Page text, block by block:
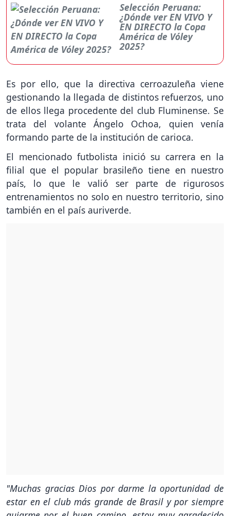
Selección Peruana:
¿Dónde ver EN VIVO Y
EN DIRECTO la Copa
América de Vóley
2025?
Es por ello, que la directiva cerroazuleña viene
gestionando la llegada de distintos refuerzos, uno
de ellos llega procedente del club Fluminense. Se
trata del volante Ángelo Ochoa, quien venía
formando parte de la institución de carioca.
El mencionado futbolista inició su carrera en la
filial que el popular brasileño tiene en nuestro
país, lo que le valió ser parte de rigurosos
entrenamientos no solo en nuestro territorio, sino
también en el país auriverde.
"Muchas gracias Dios por darme la oportunidad de
estar en el club más grande de Brasil y por siempre